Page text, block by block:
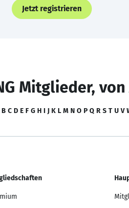
Jetzt registrieren
Mitglieder, von
B C D E F G H I J K L M N O P Q R S T U V